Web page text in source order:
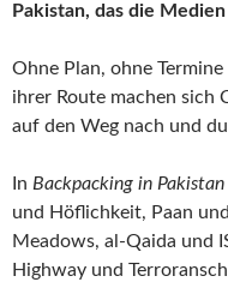
Pakistan, das die Medien
Ohne Plan, ohne
ihrer Route machen sich
auf den Weg nach und
In Backpacking in Pakistan
und Höflichkeit, Paan
Meadows, al-Qaida und
Highway und